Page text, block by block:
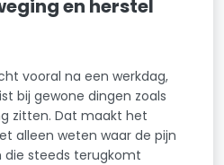
en herstel
vooral na een werkdag,
bij gewone dingen zoals
zitten. Dat maakt het
alleen weten waar de pijn
die steeds terugkomt